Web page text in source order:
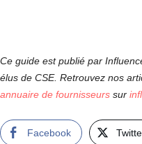
Ce guide est publié par
élus de CSE. Retrouvez nos
annuaire de fournisseurs sur
Facebook